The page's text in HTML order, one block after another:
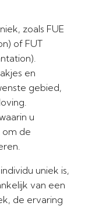
zoals FUE
of FUT
en
gebied,
u
om de
uniek is,
van een
de ervaring